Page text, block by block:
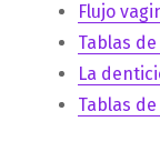
Flujo
Tablas
La
Tablas